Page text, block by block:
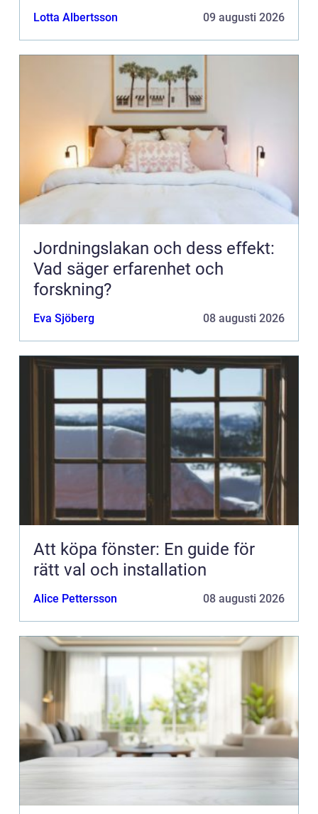
Lotta Albertsson 09 augusti 2026
Jordningslakan och dess effekt:
Vad säger erfarenhet och
forskning?
Eva Sjöberg 08 augusti 2026
Att köpa fönster: En guide för
rätt val och installation
Alice Pettersson 08 augusti 2026